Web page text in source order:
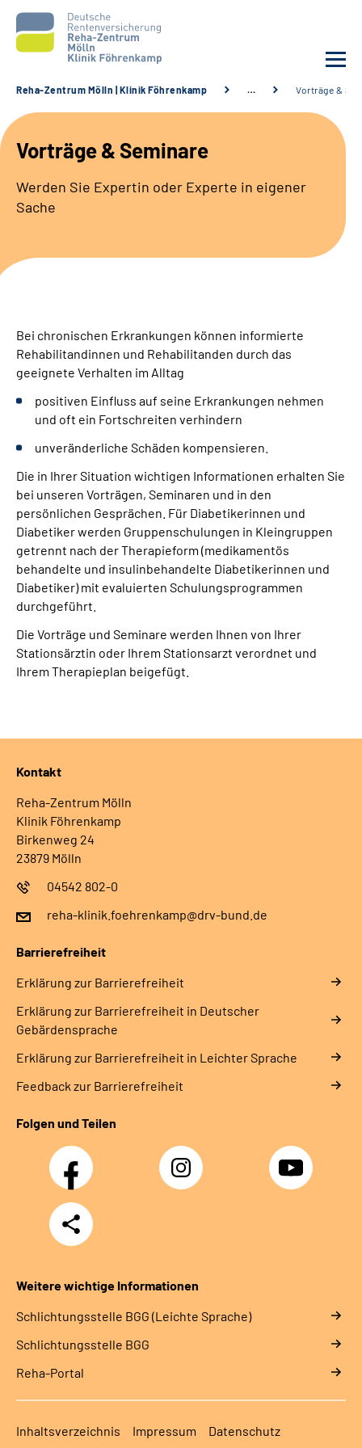
Unsere Klinik
Unsere Angebote
Service
Suche
Leichte Sprache
Gebärdensprache
Reha-Zentrum Mölln | Klinik Föhrenkamp … Vorträge &
Vorträge & Seminare
Werden Sie Expertin oder Experte in eigener
Sache
Bei chronischen Erkrankungen können informierte
Rehabilitandinnen und Rehabilitanden durch das
geeignete Verhalten im Alltag
positiven Einfluss auf seine Erkrankungen nehmen
und oft ein Fortschreiten verhindern
unveränderliche Schäden kompensieren.
Die in Ihrer Situation wichtigen Informationen erhalten Sie
bei unseren Vorträgen, Seminaren und in den
persönlichen Gesprächen. Für Diabetikerinnen und
Diabetiker werden Gruppenschulungen in Kleingruppen
getrennt nach der Therapieform (medikamentös
behandelte und insulinbehandelte Diabetikerinnen und
Diabetiker) mit evaluierten Schulungsprogrammen
durchgeführt.
Die Vorträge und Seminare werden Ihnen von Ihrer
Stationsärztin oder Ihrem Stationsarzt verordnet und
Ihrem Therapieplan beigefügt.
Kontakt
Reha-Zentrum Mölln
Klinik Föhrenkamp
Birkenweg 24
23879 Mölln
04542 802-0
reha-klinik.foehrenkamp@drv-bund.de
Barrierefreiheit
Erklärung zur Barrierefreiheit
Erklärung zur Barrierefreiheit in Deutscher
Gebärdensprache
Erklärung zur Barrierefreiheit in Leichter Sprache
Feedback zur Barrierefreiheit
Folgen und Teilen
Facebook Instagram YouTube
Teilen
Weitere wichtige Informationen
Schlich­tungs­stel­le BGG (Leichte Sprache)
Schlich­tungs­stel­le BGG
Reha-Portal
Inhaltsverzeichnis Impressum Datenschutz